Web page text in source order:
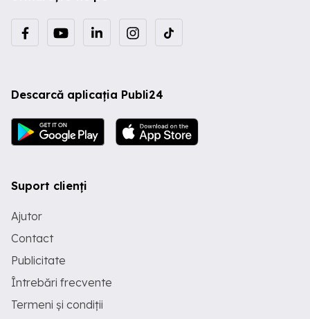
Descarcă aplicația Publi24
Suport clienți
Ajutor
Contact
Publicitate
Întrebări frecvente
Termeni și condiții